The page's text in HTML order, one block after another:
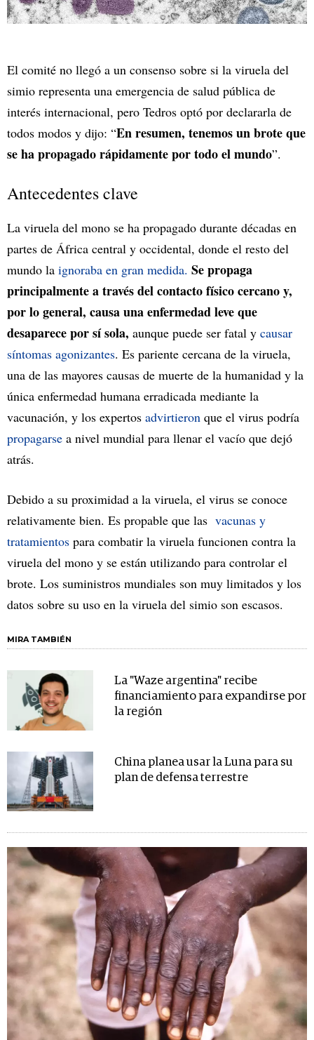
El comité no llegó a un consenso sobre si la viruela del
simio representa una emergencia de salud pública de
interés internacional, pero Tedros optó por declararla de
todos modos y dijo: “En resumen, tenemos un brote que
se ha propagado rápidamente por todo el mundo”.
Antecedentes clave
La viruela del mono se ha propagado durante décadas en
partes de África central y occidental, donde el resto del
mundo la ignoraba en gran medida. Se propaga
principalmente a través del contacto físico cercano y,
por lo general, causa una enfermedad leve que
desaparece por sí sola, aunque puede ser fatal y causar
síntomas agonizantes. Es pariente cercana de la viruela,
una de las mayores causas de muerte de la humanidad y la
única enfermedad humana erradicada mediante la
vacunación, y los expertos advirtieron que el virus podría
propagarse a nivel mundial para llenar el vacío que dejó
atrás.
Debido a su proximidad a la viruela, el virus se conoce
relativamente bien. Es propable que las vacunas y
tratamientos para combatir la viruela funcionen contra la
viruela del mono y se están utilizando para controlar el
brote. Los suministros mundiales son muy limitados y los
datos sobre su uso en la viruela del simio son escasos.
MIRA TAMBIÉN
La "Waze argentina" recibe
financiamiento para expandirse por
la región
China planea usar la Luna para su
plan de defensa terrestre